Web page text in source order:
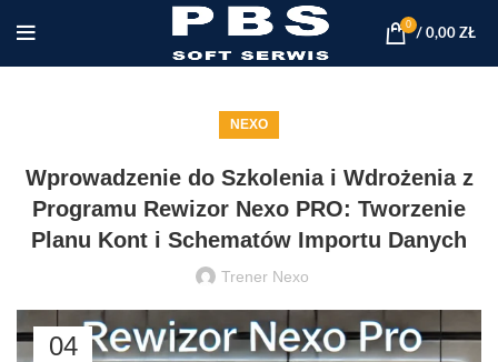
0
/ 0,00 ZŁ
NEXO
Wprowadzenie do Szkolenia i Wdrożenia z
Programu Rewizor Nexo PRO: Tworzenie
Planu Kont i Schematów Importu Danych
Trener Nexo
04